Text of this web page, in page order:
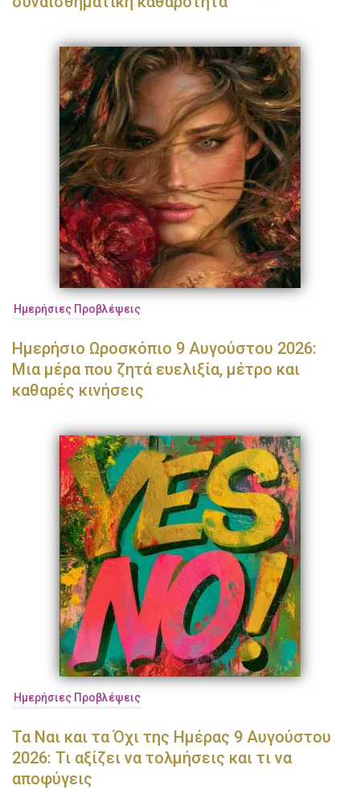
Ημερήσιες Προβλέψεις
Ημερήσιο Ωροσκόπιο 9 Αυγούστου 2026:
Μια μέρα που ζητά ευελιξία, μέτρο και
καθαρές κινήσεις
Ημερήσιες Προβλέψεις
Τα Ναι και τα Όχι της Ημέρας 9 Αυγούστου
2026: Τι αξίζει να τολμήσεις και τι να
αποφύγεις